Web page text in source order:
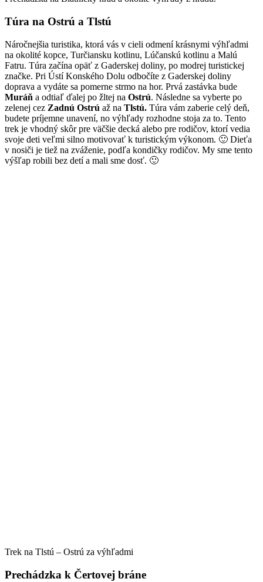
Túra na Ostrú a Tlstú
Náročnejšia turistika, ktorá vás v cieli odmení krásnymi výhľadmi
na okolité kopce, Turčiansku kotlinu, Lúčanskú kotlinu a Malú
Fatru. Túra začína opäť z Gaderskej doliny, po modrej turistickej
značke. Pri Ústí Konského Dolu odbočíte z Gaderskej doliny
doprava a vydáte sa pomerne strmo na hor. Prvá zastávka bude
Muráň a odtiaľ ďalej po žltej na Ostrú. Následne sa vyberte po
zelenej cez Zadnú Ostrú až na Tlstú. Túra vám zaberie celý deň,
budete príjemne unavení, no výhľady rozhodne stoja za to. Tento
trek je vhodný skôr pre väčšie decká alebo pre rodičov, ktorí vedia
svoje deti veľmi silno motivovať k turistickým výkonom. 🙂 Dieťa
v nosiči je tiež na zváženie, podľa kondičky rodičov. My sme tento
výšľap robili bez detí a mali sme dosť. 🙂
Trek na Tlstú – Ostrú za výhľadmi
Prechádzka k Čertovej bráne